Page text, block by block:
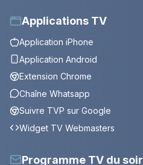
Applications TV
Application iPhone
Application Android
Extension Chrome
Chaîne Whatsapp
Suivre TVP sur Google
Widget TV Webmasters
Programme TV du soir